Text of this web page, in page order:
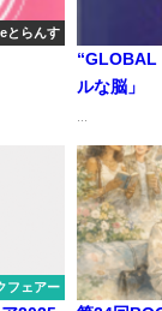
とらんす
“GLOBAL
ルな脳」
フェアー